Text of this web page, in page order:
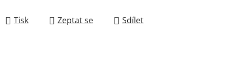
Tisk Zeptat se Sdílet